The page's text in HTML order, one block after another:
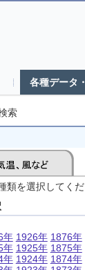
各種データ
索
を選択してくだ
年
年
年
1926年
1925年
1924年
1876年
1875年
1874年